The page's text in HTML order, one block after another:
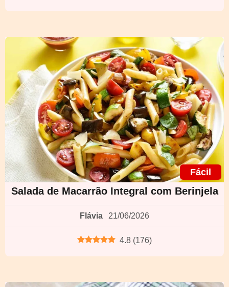
Fácil
Salada de Macarrão Integral com Berinjela
Flávia 21/06/2026
4.8 (176)